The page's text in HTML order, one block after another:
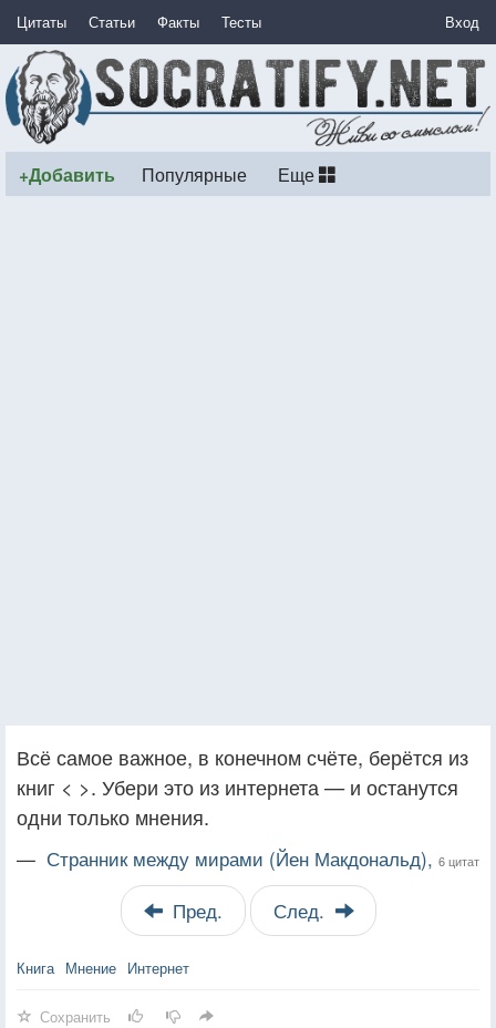
Цитаты Статьи Факты Тесты Вход
+Добавить Популярные Еще
Всё самое важное, в конечном счёте, берётся из
книг < >. Убери это из интернета — и останутся
одни только мнения.
— Странник между мирами (Йен Макдональд), 6 цитат
Пред. След.
Книга Мнение Интернет
Сохранить